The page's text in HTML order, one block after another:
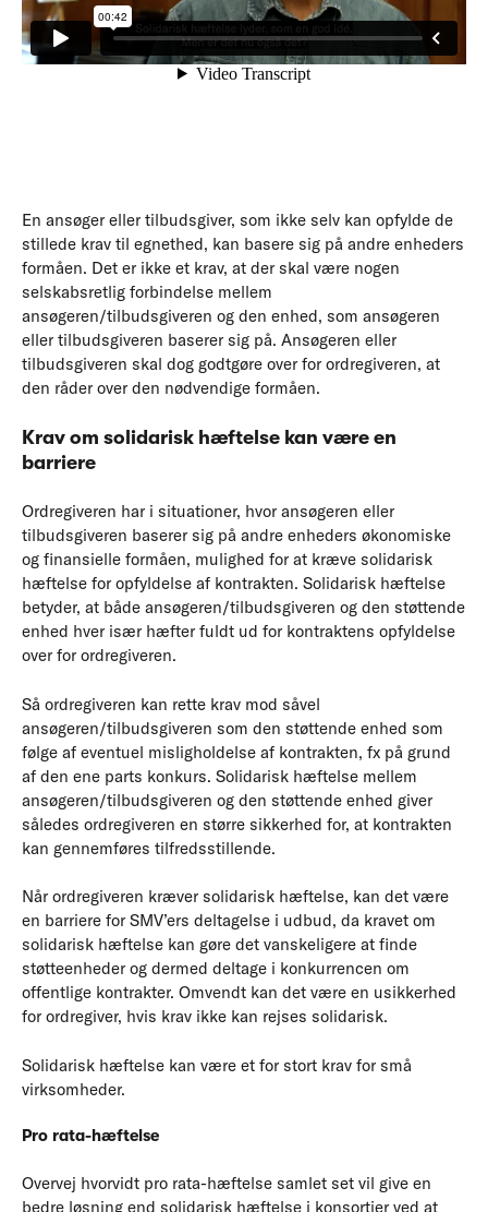
En ansøger eller tilbudsgiver, som ikke selv kan opfylde de
stillede krav til egnethed, kan basere sig på andre enheders
formåen. Det er ikke et krav, at der skal være nogen
selskabsretlig forbindelse mellem
ansøgeren/tilbudsgiveren og den enhed, som ansøgeren
eller tilbudsgiveren baserer sig på. Ansøgeren eller
tilbudsgiveren skal dog godtgøre over for ordregiveren, at
den råder over den nødvendige formåen.
Krav om solidarisk hæftelse kan være en
barriere
Ordregiveren har i situationer, hvor ansøgeren eller
tilbudsgiveren baserer sig på andre enheders økonomiske
og finansielle formåen, mulighed for at kræve solidarisk
hæftelse for opfyldelse af kontrakten. Solidarisk hæftelse
betyder, at både ansøgeren/tilbudsgiveren og den støttende
enhed hver især hæfter fuldt ud for kontraktens opfyldelse
over for ordregiveren.
Så ordregiveren kan rette krav mod såvel
ansøgeren/tilbudsgiveren som den støttende enhed som
følge af eventuel misligholdelse af kontrakten, fx på grund
af den ene parts konkurs. Solidarisk hæftelse mellem
ansøgeren/tilbudsgiveren og den støttende enhed giver
således ordregiveren en større sikkerhed for, at kontrakten
kan gennemføres tilfredsstillende.
Når ordregiveren kræver solidarisk hæftelse, kan det være
en barriere for SMV’ers deltagelse i udbud, da kravet om
solidarisk hæftelse kan gøre det vanskeligere at finde
støtteenheder og dermed deltage i konkurrencen om
offentlige kontrakter. Omvendt kan det være en usikkerhed
for ordregiver, hvis krav ikke kan rejses solidarisk.
Solidarisk hæftelse kan være et for stort krav for små
virksomheder.
Pro rata-hæftelse
Overvej hvorvidt pro rata-hæftelse samlet set vil give en
bedre løsning end solidarisk hæftelse i konsortier ved at